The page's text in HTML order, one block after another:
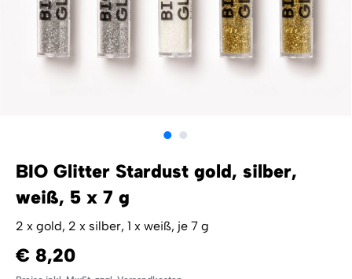
BIO Glitter Stardust gold, silber,
weiß, 5 x 7 g
2 x gold, 2 x silber, 1 x weiß, je 7 g
€ 8,20